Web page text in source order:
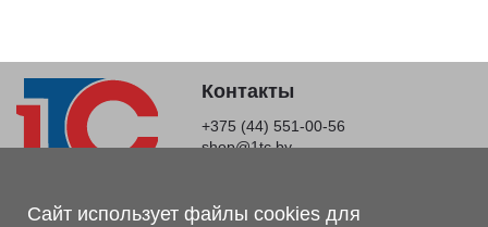
Контакты
+375 (44) 551-00-56
shop@1tc.by
Магазин, склад
Сайт использует файлы cookies для